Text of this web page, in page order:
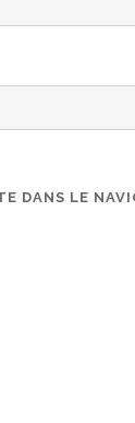
DANS LE